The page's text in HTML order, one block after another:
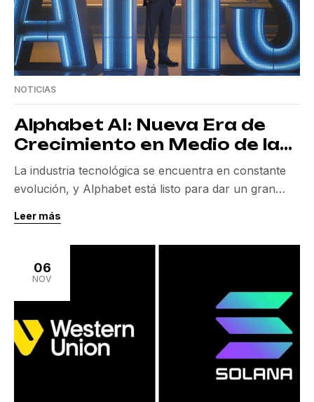
NOTICIAS
Alphabet AI: Nueva Era de
Crecimiento en Medio de la
Expectativa de Inversores
La industria tecnológica se encuentra en constante
evolución, y Alphabet está listo para dar un gran
a punto de ser anunciados, la atención de los
inversores está intensamente enfocada en la
capacidad de Alphabet para transformar su modelo
de negocio a través de la inteligencia artificial. […]
Leer más
06
NOV